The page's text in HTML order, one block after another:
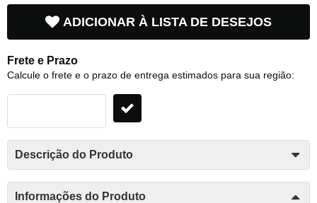
ADICIONAR À LISTA DE DESEJOS
Frete e Prazo
Calcule o frete e o prazo de entrega estimados para sua região:
Descrição do Produto
Informações do Produto